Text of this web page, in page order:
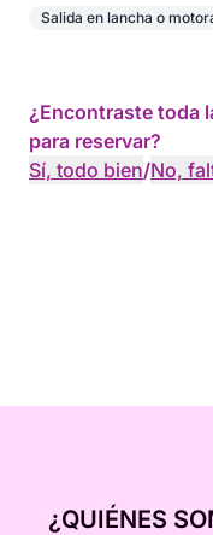
Salida en lancha o
¿Encontraste toda
para reservar?
Sí, todo bien/No,
¿QUIÉNES